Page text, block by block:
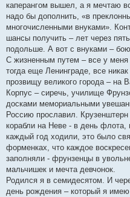
каперангом вышел, а я мечтаю
надо бы дополнить, «в
многочисленными внуками».
шансы получить – лет через
подольше. А вот с внуками –
С жизненным путем – все у
тогда еще Ленинграде, все
прозвищу великого города – на
Корпус – сиречь, училище
досками мемориальными
Россию прославил.
корабли на Неве - в день
каждый год ходили, это было
форменках, что каждое
заполняли - фрунзенцы в
мальчишек и мечта девчонок.
Родился я в семидесятом. И
день рождения – который я